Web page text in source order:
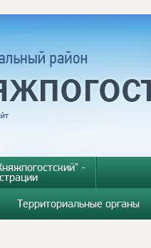
-
Территориальные органы